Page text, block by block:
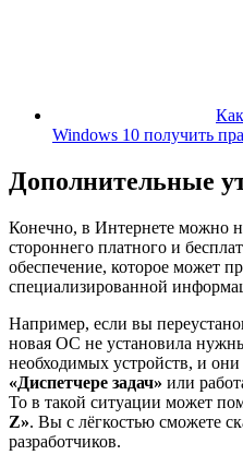
Windows 10 получить
Дополнительные
Конечно, в Интернете можно
стороннего платного и
обеспечение, которое может
специализированной
Например, если вы
новая ОС не установила
необходимых устройств, и
«Диспетчере задач» или
То в такой ситуации может
Z». Вы с лёгкостью сможете
разработчиков.